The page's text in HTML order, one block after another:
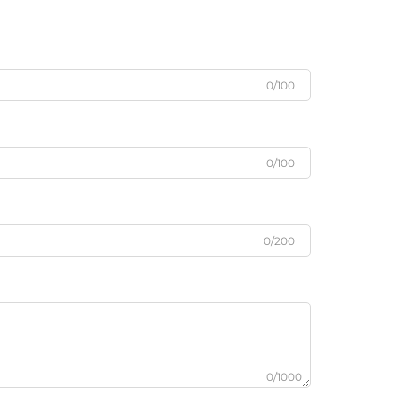
0/100
0/100
0/200
0/1000